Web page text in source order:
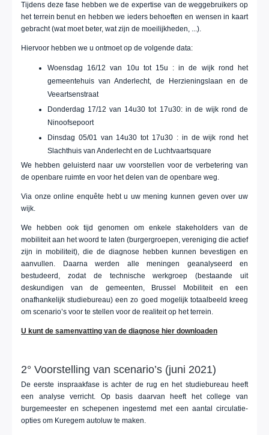
Tijdens deze fase hebben we de expertise van de weggebruikers op
het terrein benut en hebben we ieders behoeften en wensen in kaart
gebracht (wat moet beter, wat zijn de moeilijkheden, ...).
Hiervoor hebben we u ontmoet op de volgende data:
Woensdag 16/12 van 10u tot 15u : in de wijk rond het
gemeentehuis van Anderlecht, de Herzieningslaan en de
Veeartsenstraat
Donderdag 17/12 van 14u30 tot 17u30: in de wijk rond de
Ninoofsepoort
Dinsdag 05/01 van 14u30 tot 17u30 : in de wijk rond het
Slachthuis van Anderlecht en de Luchtvaartsquare
We hebben geluisterd naar uw voorstellen voor de verbetering van
de openbare ruimte en voor het delen van de openbare weg.
Via onze online enquête hebt u uw mening kunnen geven over uw
wijk.
We hebben ook tijd genomen om enkele stakeholders van de
mobiliteit aan het woord te laten (burgergroepen, vereniging die actief
zijn in mobiliteit), die de diagnose hebben kunnen bevestigen en
aanvullen. Daarna werden alle meningen geanalyseerd en
bestudeerd, zodat de technische werkgroep (bestaande uit
deskundigen van de gemeenten, Brussel Mobiliteit en een
onafhankelijk studiebureau) een zo goed mogelijk totaalbeeld kreeg
om scenario’s voor te stellen voor de realiteit op het terrein.
U kunt de samenvatting van de diagnose hier downloaden
2° Voorstelling van scenario’s (juni 2021)
De eerste inspraakfase is achter de rug en het studiebureau heeft
een analyse verricht. Op basis daarvan heeft het college van
burgemeester en schepenen ingestemd met een aantal circulatie-
opties om Kuregem autoluw te maken.